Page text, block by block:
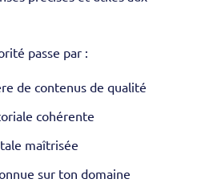
passe par :
de contenus de qualité
cohérente
maîtrisée
sur ton domaine